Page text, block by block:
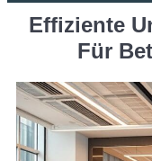
Effiziente
Für